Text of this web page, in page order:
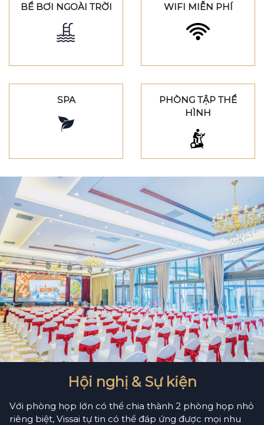
BỂ BƠI NGOÀI TRỜI WIFI MIỄN PHÍ
SPA
PHÒNG TẬP THỂ
HÌNH
Hội nghị & Sự kiện
Với phòng họp lớn có thể chia thành 2 phòng họp nhỏ
riêng biệt, Vissai tự tin có thể đáp ứng được mọi nhu